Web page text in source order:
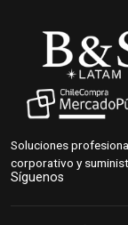
Soluciones
corporativo y
Síguenos